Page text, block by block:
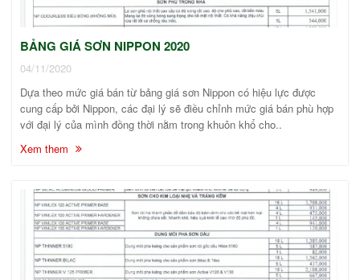
BẢNG GIÁ SƠN NIPPON 2020
04/11/2020
Dựa theo mức giá bán từ bảng giá sơn Nippon có hiệu lực được
cung cấp bởi Nippon, các đại lý sẽ điều chỉnh mức giá bán phù hợp
với đại lý của mình đồng thời nằm trong khuôn khổ cho..
Xem them